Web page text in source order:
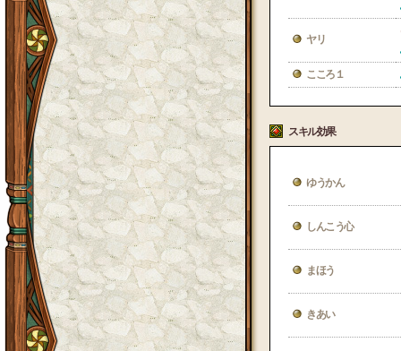
ヤリ
こころ１
スキル効果
ゆうかん
しんこう心
まほう
きあい